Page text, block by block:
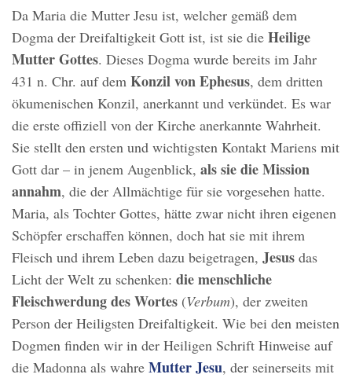
Da Maria die Mutter Jesu ist, welcher gemäß dem
Dogma der Dreifaltigkeit Gott ist, ist sie die Heilige
Mutter Gottes. Dieses Dogma wurde bereits im Jahr
431 n. Chr. auf dem Konzil von Ephesus, dem dritten
ökumenischen Konzil, anerkannt und verkündet. Es war
die erste offiziell von der Kirche anerkannte Wahrheit.
Sie stellt den ersten und wichtigsten Kontakt Mariens mit
Gott dar – in jenem Augenblick, als sie die Mission
annahm, die der Allmächtige für sie vorgesehen hatte.
Maria, als Tochter Gottes, hätte zwar nicht ihren eigenen
Schöpfer erschaffen können, doch hat sie mit ihrem
Fleisch und ihrem Leben dazu beigetragen, Jesus das
Licht der Welt zu schenken: die menschliche
Fleischwerdung des Wortes (Verbum), der zweiten
Person der Heiligsten Dreifaltigkeit. Wie bei den meisten
Dogmen finden wir in der Heiligen Schrift Hinweise auf
die Madonna als wahre Mutter Jesu, der seinerseits mit